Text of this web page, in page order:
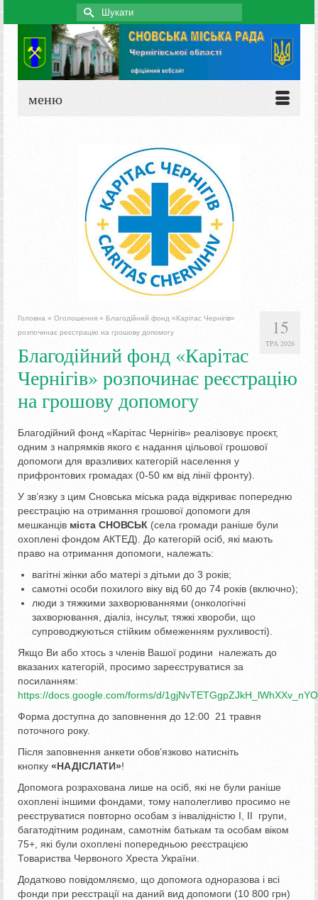
Search
for:
меню
15
ТРА 2026
Головна » Оголошення » Благодійний фонд «Карітас Чернігів»
розпочинає реєстрацію на грошову допомогу
Благодійний фонд «Карітас
Чернігів» розпочинає реєстрацію
на грошову допомогу
Благодійний фонд «Карітас Чернігів» реалізовує проєкт,
одним з напрямків якого є надання цільової грошової
допомоги для вразливих категорій населення у
прифронтових громадах (0-50 км від лінії фронту).
У зв’язку з цим Сновська міська рада відкриває попередню
реєстрацію на отримання грошової допомоги для
мешканців міста СНОВСЬК (села громади раніше були
охоплені фондом АКТЕД). До категорій осіб, які мають
право на отримання допомоги, належать:
вагітні жінки або матері з дітьми до 3 років;
самотні особи похилого віку від 60 до 74 років (включно);
люди з тяжкими захворюваннями (онкологічні
захворювання, діаліз, інсульт, тяжкі хвороби, що
супроводжуються стійким обмеженням рухливості).
Якщо Ви або хтось з членів Вашої родини належать до
вказаних категорій, просимо зареєструватися за
посиланням:
https://docs.google.com/forms/d/
Форма доступна до заповнення до 12:00 21 травня
поточного року.
Після заповнення анкети обов’язково натисніть
кнопку «НАДІСЛАТИ»!
Допомога розрахована лише на осіб, які не були раніше
охоплені іншими фондами, тому наполегливо просимо не
реєструватися повторно особам з інвалідністю І, ІІ групи,
багатодітним родинам, самотнім батькам та особам віком
75+, які були охоплені попередньою реєстрацією
Товариства Червоного Хреста України.
Додатково повідомляємо, що допомога одноразова і всі
фонди при реєстрації на даний вид допомоги (10 800 грн)